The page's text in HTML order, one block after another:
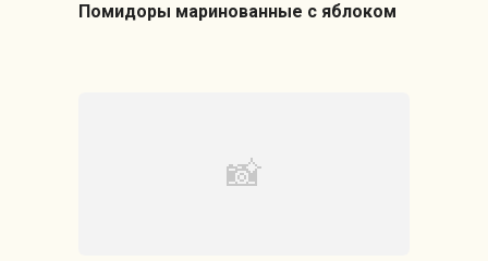
Помидоры маринованные с яблоком